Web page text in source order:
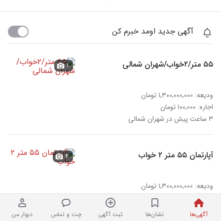
آگهی‌ها نشان‌ها ثبت آگهی چت و تماس دیوار من
آگهی جدید اومد خبرم کن
۵۵ متر/۲خواب/شهران شمالی
ودیعه: ۱,۳۰۰,۰۰۰,۰۰۰ تومان
اجاره: ۱۰۰,۰۰۰ تومان
۳ ساعت پیش در شهران شمالی
۱
آپارتمان ۵۵ متر ۲ خواب
ودیعه: ۱,۳۰۰,۰۰۰,۰۰۰ تومان
رهن کامل
۴